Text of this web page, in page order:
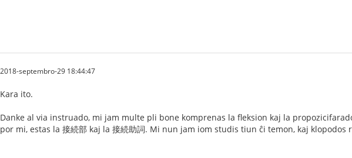
2018-septembro-29 18:44:47
Kara ito.
Danke al via instruado, mi jam multe pli bone komprenas la fleksion kaj la
por mi, estas la 接続部 kaj la 接続助詞. Mi nun jam iom studis tiun ĉi temon, kaj